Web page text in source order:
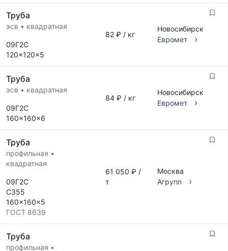
актуальным
предложениям
и
по
мере
обновления
прайс-
листов.
Труба
эсв • квадратная
09Г2С
120x120x5
82 ₽ / кг
Новосибирск
Евромет
›
Труба
эсв • квадратная
09Г2С
160x160x6
84 ₽ / кг
Новосибирск
Евромет
›
Труба
профильная •
квадратная
09Г2С
С355
160x160x5
ГОСТ 8639
61 050 ₽ /
т
Москва
Агрупп
›
Труба
профильная •